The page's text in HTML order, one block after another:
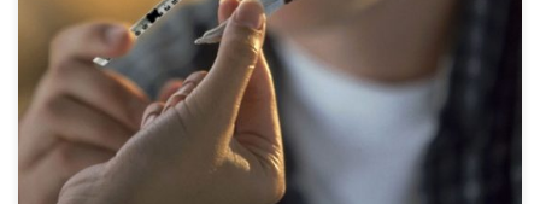
Co do tej pory wiemy o stosowaniu marihuany z lekami na
receptę. W miarę rozwoju badań nad korzyściami oraz
stosowaniem cannabis w leczeniu szeregu dolegliwości, wciąż
pojawiają się pytania dotyczące ich interakcji z lekami bez recepty
oraz lekami na receptę. […]